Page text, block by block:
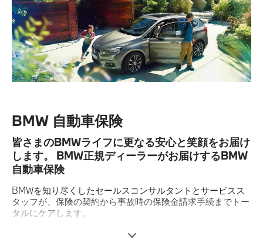
BMW 自動車保険
皆さまのBMWライフに更なる安心と笑顔をお届け
します。 BMW正規ディーラーがお届けするBMW
自動車保険
BMWを知り尽くしたセールスコンサルタントとサービスス
タッフが、保険の契約から事故時の保険金請求手続までトー
タルにケアします。
事故の際には、BMW正規ディーラーが責任を持ってクオリ